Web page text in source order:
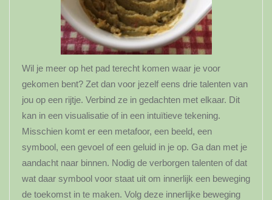
Wil je meer op het pad terecht komen waar je voor
gekomen bent? Zet dan voor jezelf eens drie talenten van
jou op een rijtje. Verbind ze in gedachten met elkaar. Dit
kan in een visualisatie of in een intuïtieve tekening.
Misschien komt er een metafoor, een beeld, een
symbool, een gevoel of een geluid in je op. Ga dan met je
aandacht naar binnen. Nodig de verborgen talenten of dat
wat daar symbool voor staat uit om innerlijk een beweging
de toekomst in te maken. Volg deze innerlijke beweging